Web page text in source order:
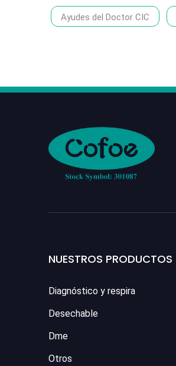
Ayudes del Doctor CIC
NUESTROS PRODUCTOS
Diagnóstico y respira
Desechable
Dme
Otros